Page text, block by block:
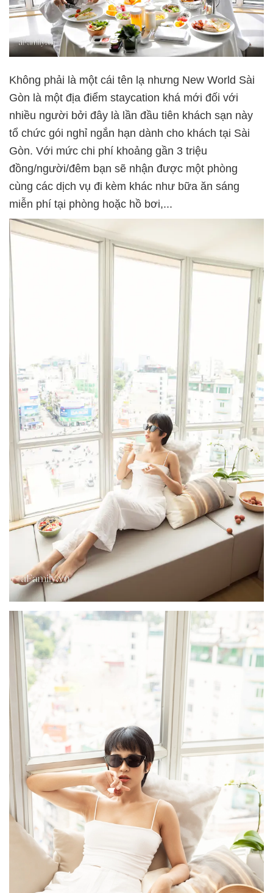
Không phải là một cái tên lạ nhưng New World Sài
Gòn là một địa điểm staycation khá mới đối với
nhiều người bởi đây là lần đầu tiên khách sạn này
tổ chức gói nghỉ ngắn hạn dành cho khách tại Sài
Gòn. Với mức chi phí khoảng gần 3 triệu
đồng/người/đêm bạn sẽ nhận được một phòng
cùng các dịch vụ đi kèm khác như bữa ăn sáng
miễn phí tại phòng hoặc hồ bơi,...